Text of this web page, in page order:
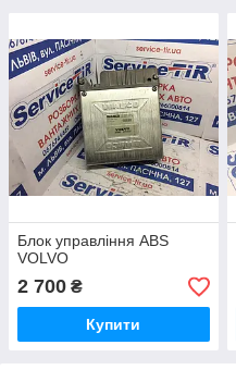
Блок управління ABS
VOLVO
2 700 ₴
Купити